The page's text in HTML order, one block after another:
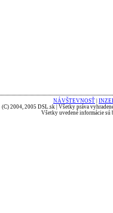
NÁVŠTEVNOSŤ
(C) 2004, 2005 DSL.sk | Všetky práva
Všetky uvedené informácie sú